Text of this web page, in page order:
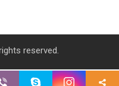
reserved.